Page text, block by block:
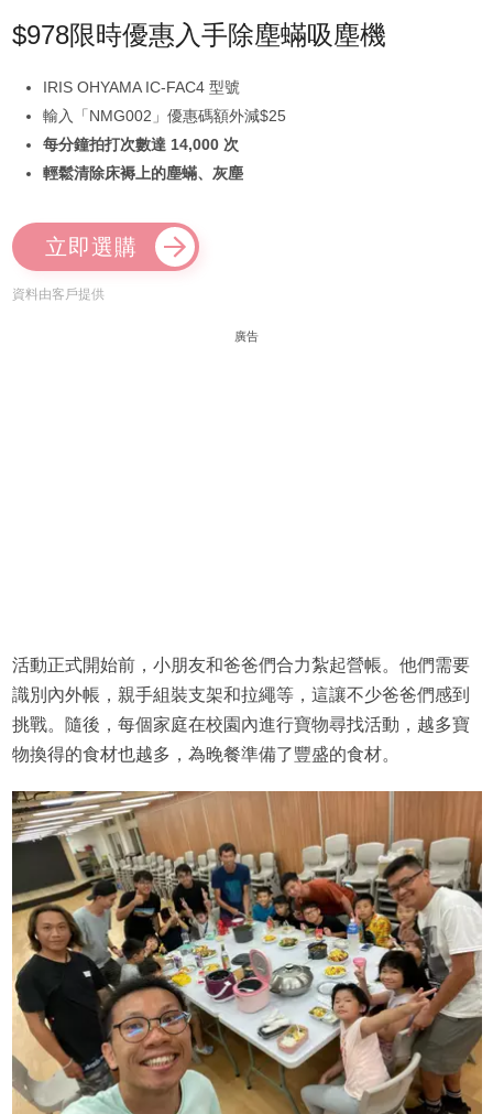
$978限時優惠入手除塵蟎吸塵機
IRIS OHYAMA IC-FAC4 型號
輸入「NMG002」優惠碼額外減$25
每分鐘拍打次數達 14,000 次
輕鬆清除床褥上的塵蟎、灰塵
立即選購
資料由客戶提供
廣告
活動正式開始前，小朋友和爸爸們合力紮起營帳。他們需要
識別內外帳，親手組裝支架和拉繩等，這讓不少爸爸們感到
挑戰。隨後，每個家庭在校園內進行寶物尋找活動，越多寶
物換得的食材也越多，為晚餐準備了豐盛的食材。